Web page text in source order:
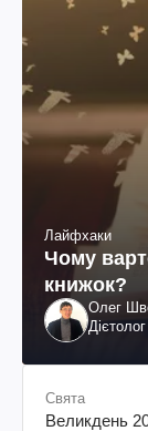
Лайфхаки
Чому
книжок?
Олег
Дієтолог
Свята
Великдень